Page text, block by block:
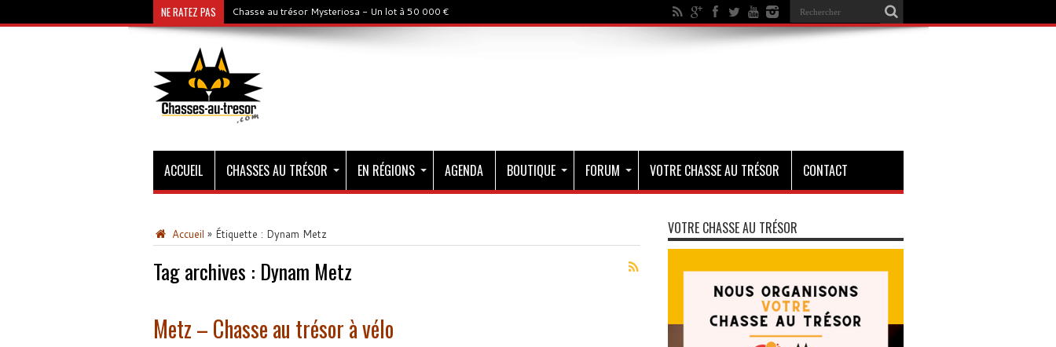
NE RATEZ PAS Chasse au trésor Mysteriosa - Un lot à 50 000 €
ACCUEIL CHASSES AU TRÉSOR EN RÉGIONS AGENDA BOUTIQUE FORUM VOTRE CHASSE AU TRÉSOR CONTACT
Accueil » Étiquette : Dynam Metz
Tag archives : Dynam Metz
Metz – Chasse au trésor à vélo
VOTRE CHASSE AU TRÉSOR